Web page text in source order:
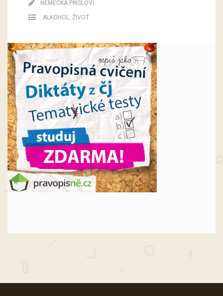
NĚMECKÁ PŘÍSLOVÍ
ALKOHOL, ŽIVOT